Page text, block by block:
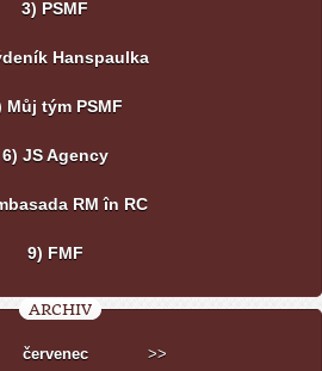
3) PSMF
Hanspaulka
Můj tým PSMF
6) JS Agency
RM în RC
9) FMF
ARCHIV
červenec >>